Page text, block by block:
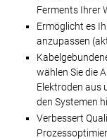
Ferments Ihrer
Ermöglicht es
anzupassen
wählen Sie die
Elektroden aus
den Systemen
Verbessert